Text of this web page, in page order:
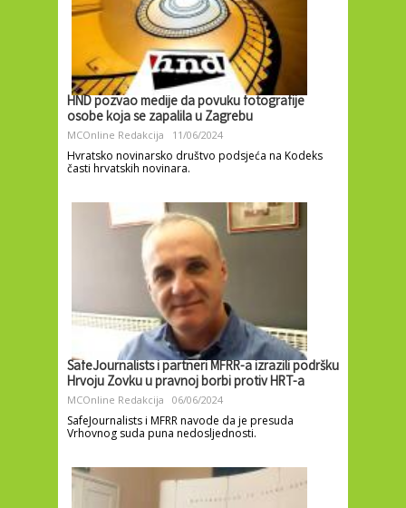
HND pozvao medije da povuku fotografije
osobe koja se zapalila u Zagrebu
MCOnline Redakcija 11/06/2024
Hvratsko novinarsko društvo podsjeća na Kodeks
časti hrvatskih novinara.
SafeJournalists i partneri MFRR-a izrazili podršku
Hrvoju Zovku u pravnoj borbi protiv HRT-a
MCOnline Redakcija 06/06/2024
SafeJournalists i MFRR navode da je presuda
Vrhovnog suda puna nedosljednosti.